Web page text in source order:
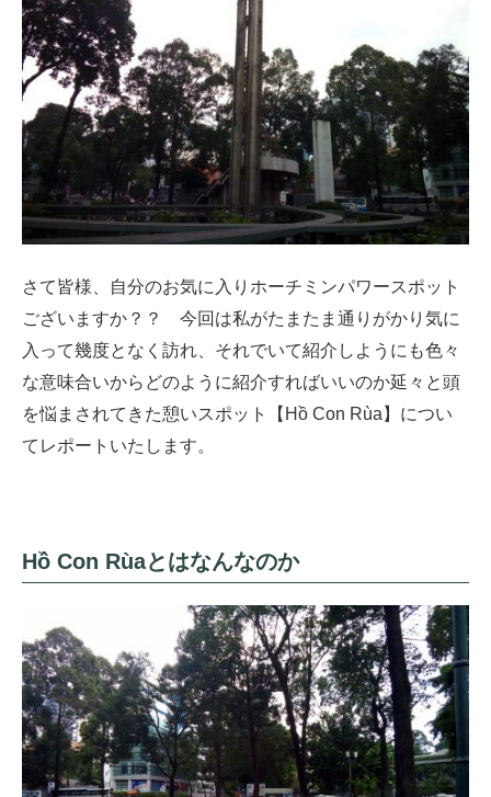
さて皆様、自分のお気に入りホーチミンパワースポット
ございますか？？ 今回は私がたまたま通りがかり気に
入って幾度となく訪れ、それでいて紹介しようにも色々
な意味合いからどのように紹介すればいいのか延々と頭
を悩まされてきた憩いスポット【Hồ Con Rùa】につい
てレポートいたします。
Hồ Con Rùaとはなんなのか